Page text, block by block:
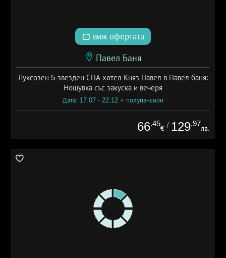
виж офертата
Павел Баня
Луксозен 5-звезден СПА хотел Княз Павел в Павел баня:
Нощувка със закуска и вечеря
Дата: 17.07 - 22.12 + полупансион
66.45
€ / 129.97
лв.